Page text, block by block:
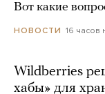
Вот какие
НОВОСТИ 16 часов
Wildberries
хабы» для